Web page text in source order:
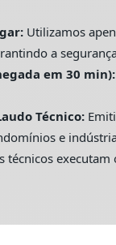
Utilizamos
a
em 30 min):
Técnico:
e
técnicos